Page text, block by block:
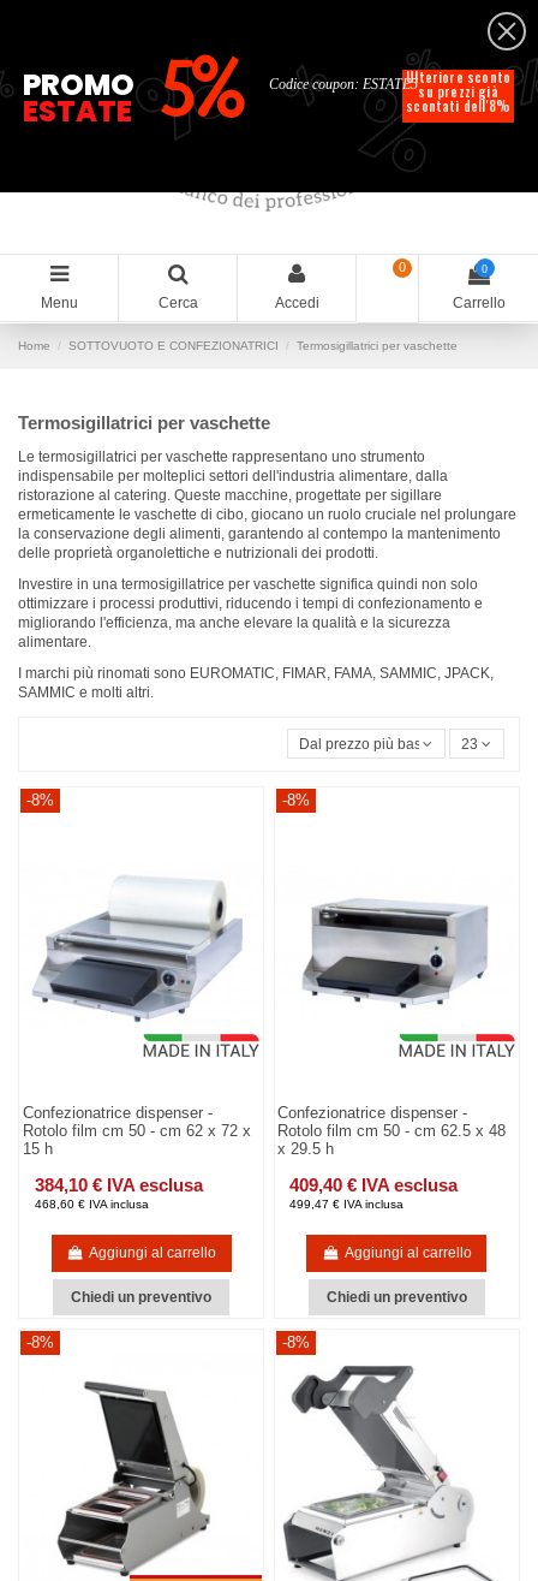
Italiano
Menu Cerca Accedi
0 0
Carrello
Home SOTTOVUOTO E CONFEZIONATRICI Termosigillatrici per vaschette
Termosigillatrici per vaschette
Le termosigillatrici per vaschette rappresentano uno strumento
indispensabile per molteplici settori dell'industria alimentare, dalla
ristorazione al catering. Queste macchine, progettate per sigillare
ermeticamente le vaschette di cibo, giocano un ruolo cruciale nel prolungare
la conservazione degli alimenti, garantendo al contempo la mantenimento
delle proprietà organolettiche e nutrizionali dei prodotti.
Investire in una termosigillatrice per vaschette significa quindi non solo
ottimizzare i processi produttivi, riducendo i tempi di confezionamento e
migliorando l'efficienza, ma anche elevare la qualità e la sicurezza
alimentare.
I marchi più rinomati sono EUROMATIC, FIMAR, FAMA, SAMMIC, JPACK,
SAMMIC e molti altri.
Dal prezzo più basso 23
-8%
Confezionatrice dispenser -
Rotolo film cm 50 - cm 62 x 72 x
15 h
384,10 € IVA esclusa
468,60 € IVA inclusa
Aggiungi al carrello
Chiedi un preventivo
-8%
Confezionatrice dispenser -
Rotolo film cm 50 - cm 62.5 x 48
x 29.5 h
409,40 € IVA esclusa
499,47 € IVA inclusa
Aggiungi al carrello
Chiedi un preventivo
-8% -8%
%
% %
% Ulteriore sconto
su prezzi già
scontati dell'8%
Codice coupon: ESTATE5
PROMO
ESTATE 5%